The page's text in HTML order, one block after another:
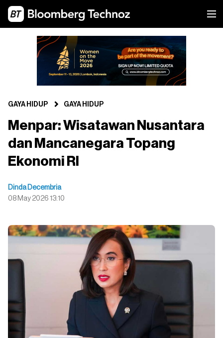
GAYA HIDUP GAYA HIDUP
Menpar: Wisatawan Nusantara
dan Mancanegara Topang
Ekonomi RI
Dinda Decembria
08 May 2026 13:10